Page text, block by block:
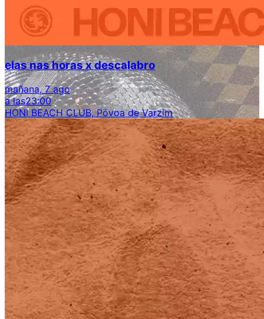
elas nas horas x descalabro
mañana, 7 ago
a las23:00
HONI BEACH CLUB, Póvoa de Varzim